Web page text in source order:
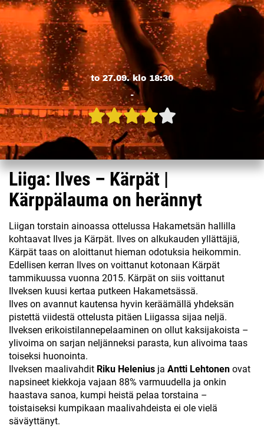
to 27.09. klo 18:30
-
Liiga: Ilves – Kärpät |
Kärppälauma on herännyt
Liigan torstain ainoassa ottelussa Hakametsän hallilla
kohtaavat Ilves ja Kärpät. Ilves on alkukauden yllättäjiä,
Kärpät taas on aloittanut hieman odotuksia heikommin.
Edellisen kerran Ilves on voittanut kotonaan Kärpät
tammikuussa vuonna 2015. Kärpät on siis voittanut
Ilveksen kuusi kertaa putkeen Hakametsässä.
Ilves on avannut kautensa hyvin keräämällä yhdeksän
pistettä viidestä ottelusta pitäen Liigassa sijaa neljä.
Ilveksen erikoistilannepelaaminen on ollut kaksijakoista –
ylivoima on sarjan neljänneksi parasta, kun alivoima taas
toiseksi huonointa.
Ilveksen maalivahdit Riku Helenius ja Antti Lehtonen ovat
napsineet kiekkoja vajaan 88% varmuudella ja onkin
haastava sanoa, kumpi heistä pelaa torstaina –
toistaiseksi kumpikaan maalivahdeista ei ole vielä
säväyttänyt.